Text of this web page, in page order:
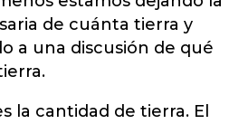
de cuánta tierra y
a una discusión de qué
la cantidad de tierra. El